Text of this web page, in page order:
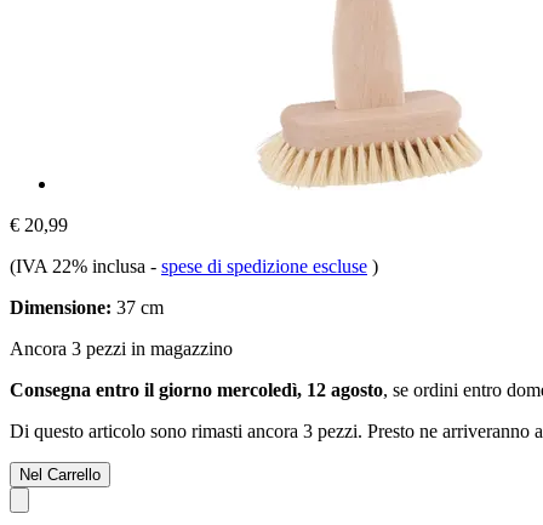
€ 20,99
(IVA 22% inclusa - spese di spedizione escluse )
Dimensione: 37 cm
Ancora 3 pezzi in magazzino
Consegna entro il giorno mercoledì, 12 agosto, se ordini entro
Di questo articolo sono rimasti ancora 3 pezzi. Presto ne
Nel Carrello